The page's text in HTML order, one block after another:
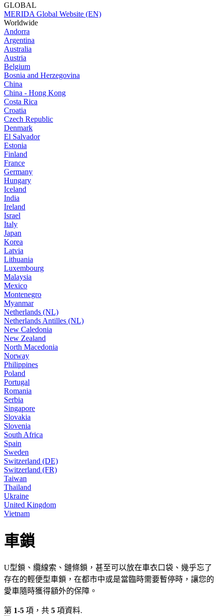
GLOBAL
MERIDA Global Website (EN)
Worldwide
Andorra
Argentina
Australia
Austria
Belgium
Bosnia and Herzegovina
China
China - Hong Kong
Costa Rica
Croatia
Czech Republic
Denmark
El Salvador
Estonia
Finland
France
Germany
Hungary
Iceland
India
Ireland
Israel
Italy
Japan
Korea
Latvia
Lithuania
Luxembourg
Malaysia
Mexico
Montenegro
Myanmar
Netherlands (NL)
Netherlands Antilles (NL)
New Caledonia
New Zealand
North Macedonia
Norway
Philippines
Poland
Portugal
Romania
Serbia
Singapore
Slovakia
Slovenia
South Africa
Spain
Sweden
Switzerland (DE)
Switzerland (FR)
Taiwan
Thailand
Ukraine
United Kingdom
Vietnam
車鎖
U型鎖、纜線索、鏈條鎖，甚至可以放在車衣口袋、幾乎忘了
存在的輕便型車鎖，在都市中或是當臨時需要暫停時，讓您的
愛車隨時獲得額外的保障。
第 1-5 項，共 5 項資料.